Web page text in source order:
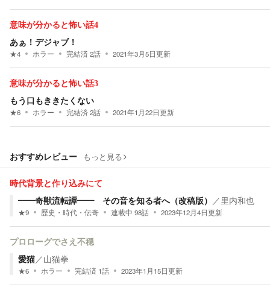
意味が分かると怖い話4
あぁ！デジャブ！
★4 ホラー 完結済2話 2021年3月5日更新
意味が分かると怖い話3
もう口もききたくない
★6 ホラー 完結済2話 2021年1月22日更新
おすすめレビュー もっと見る
時代背景と作り込みにて
――奇獣流転譚―― その音を知る者へ（改稿版） ／里内和也
★9 歴史・時代・伝奇 連載中 98話 2023年12月4日更新
プロローグでさえ不穏
愛猫／山猫拳
★6 ホラー 完結済 1話 2023年1月15日更新